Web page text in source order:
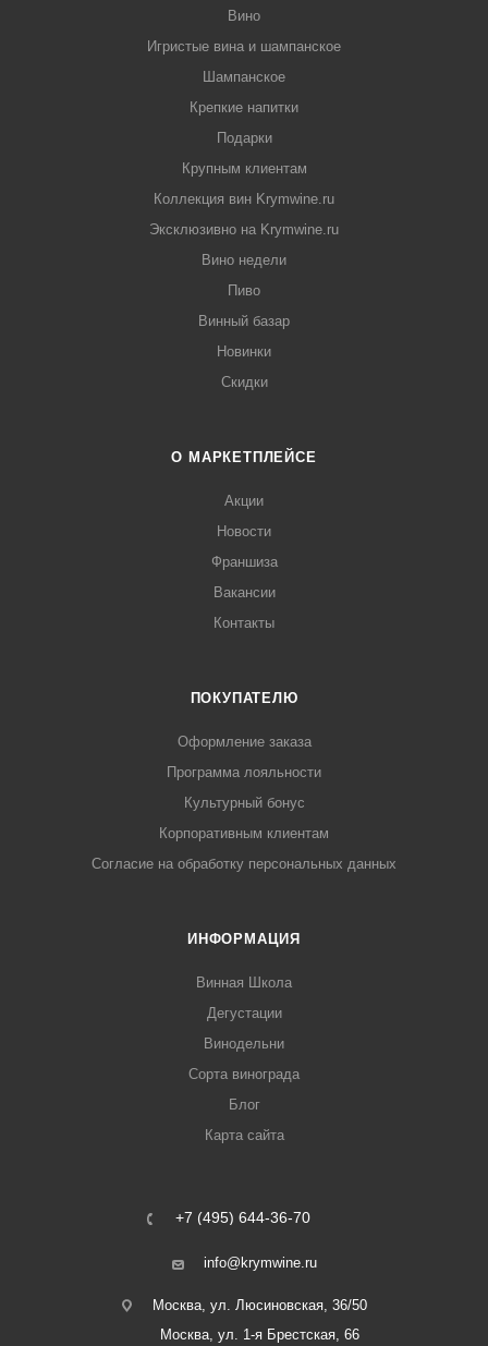
Вино
Игристые вина и шампанское
Шампанское
Крепкие напитки
Подарки
Крупным клиентам
Коллекция вин Krymwine.ru
Эксклюзивно на Krymwine.ru
Вино недели
Пиво
Винный базар
Новинки
Скидки
О МАРКЕТПЛЕЙСЕ
Акции
Новости
Франшиза
Вакансии
Контакты
ПОКУПАТЕЛЮ
Оформление заказа
Программа лояльности
Культурный бонус
Корпоративным клиентам
Согласие на обработку персональных данных
ИНФОРМАЦИЯ
Винная Школа
Дегустации
Винодельни
Сорта винограда
Блог
Карта сайта
+7 (495) 644-36-70
info@krymwine.ru
Москва, ул. Люсиновская, 36/50
Москва, ул. 1-я Брестская, 66